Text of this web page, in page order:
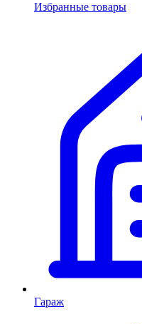
Избранные товары
Гараж